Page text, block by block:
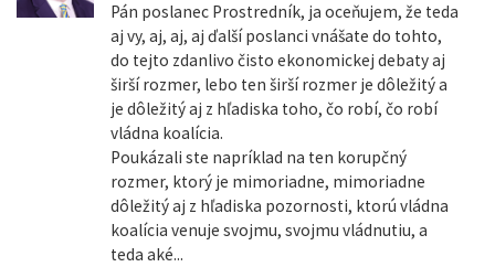
Pán poslanec Prostredník, ja oceňujem, že teda
aj vy, aj, aj, aj ďalší poslanci vnášate do tohto,
do tejto zdanlivo čisto ekonomickej debaty aj
širší rozmer, lebo ten širší rozmer je dôležitý a
je dôležitý aj z hľadiska toho, čo robí, čo robí
vládna koalícia.
Poukázali ste napríklad na ten korupčný
rozmer, ktorý je mimoriadne, mimoriadne
dôležitý aj z hľadiska pozornosti, ktorú vládna
koalícia venuje svojmu, svojmu vládnutiu, a
teda aké...